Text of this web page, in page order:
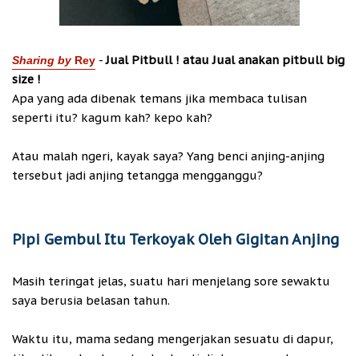
Sharing by Rey -Jual Pitbull ! atau Jual anakan pitbull big
size !
Apa yang ada dibenak temans jika membaca tulisan
seperti itu? kagum kah? kepo kah?
Atau malah ngeri, kayak saya? Yang benci anjing-anjing
tersebut jadi anjing tetangga mengganggu?
Pipi Gembul Itu Terkoyak Oleh Gigitan Anjing
Masih teringat jelas, suatu hari menjelang sore sewaktu
saya berusia belasan tahun.
Waktu itu, mama sedang mengerjakan sesuatu di dapur,